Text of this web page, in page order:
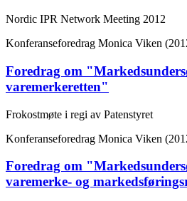
Nordic IPR Network Meeting 2012
Konferanseforedrag Monica Viken
Foredrag om
varemerkeretten"
Frokostmøte i regi av Patenstyret
Konferanseforedrag Monica Viken
Foredrag om
varemerke- og